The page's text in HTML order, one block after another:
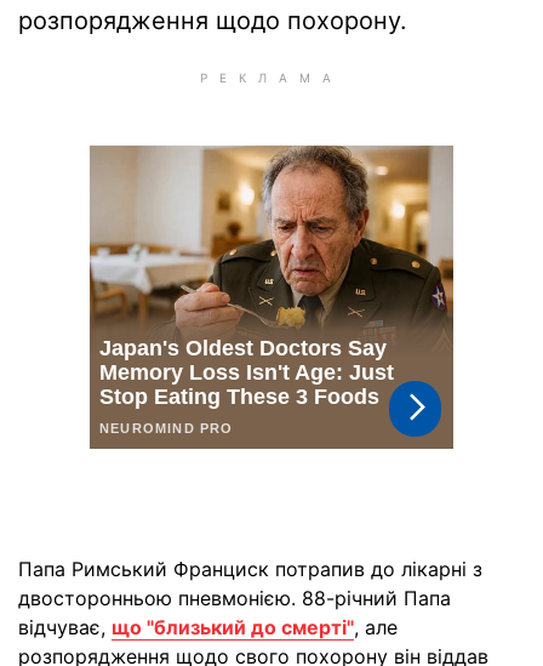
розпорядження щодо похорону.
Папа Римський Франциск потрапив до лікарні з
двосторонньою пневмонією. 88-річний Папа
відчуває, що "близький до смерті", але
розпорядження щодо свого похорону він віддав